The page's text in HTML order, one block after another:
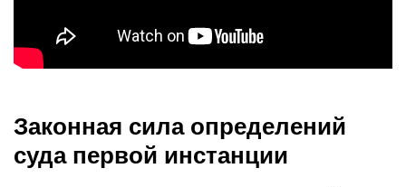
Законная сила определений
суда первой инстанции